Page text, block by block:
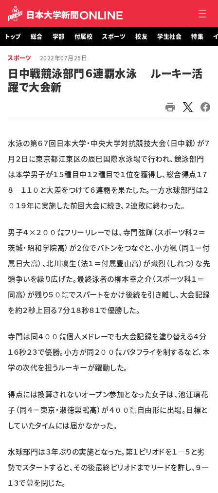
トップ
総合
スポーツ
学生社会
特集・企画
イベント
購読 日大文芸賞
学生記者募集 お問い合わせ
トップ 総合 学部 付属校 スポーツ 校友 学生社会 特集
スポーツ 2022年07月25日
日中戦競泳部門６連覇水泳 ルーキー活
躍で大会新
水泳の第６７回日本大学・中央大学対抗競技大会（日中戦）が７
月２日に東京都江東区の辰巳国際水泳場で行われ、競泳部門
は本学男子が１５種目中１２種目で１位を獲得し、総合得点１７
８―１１０と大差をつけて６連覇を果たした。一方水球部門は２
０１９年に実施した前回大会に続き、２連敗に終わった。
男子４×２００㍍フリーリレーでは、寺門弦輝（スポーツ科２＝
茨城・昭和学院高）が２位でバトンをつなぐと、小方颯（同１＝付
属日大高）、北川凜生（法１＝付属豊山高）が熾烈（しれつ）な先
頭争いを繰り広げた。最終泳者の柳本幸之介（スポーツ科１＝
同高）が残り５０㍍でスパートをかけ後続を引き離し、大会記録
を約２秒上回る７分１８秒８１で優勝した。
寺門は同４００㍍個人メドレーでも大会記録を塗り替える４分
１６秒２３で優勝。小方が同２００㍍バタフライを制するなど、本
学の次代を担うルーキーが躍動した。
得点には換算されないオープン参加となった女子は、池江璃花
子（同４＝東京・淑徳巣鴨高）が４００㍍自由形に出場。目標と
していたタイムには届かなかった。
水球部門は３年ぶりの実施となった。第１ピリオドを１―５と劣
勢でスタートすると、その後最終ピリオドまでリードを許し、９―
１３で幕を閉じた。